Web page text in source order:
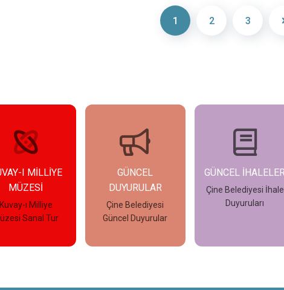
1 2 3
GÜNCEL
DUYURULAR
Çine Belediyesi
Duyurular
GÜNCEL İHALELER
Çine Belediyesi İhale
Duyuruları
İncele
GÜNCEL İLANLAR
Çine Belediyesi
Güncel İlanlar